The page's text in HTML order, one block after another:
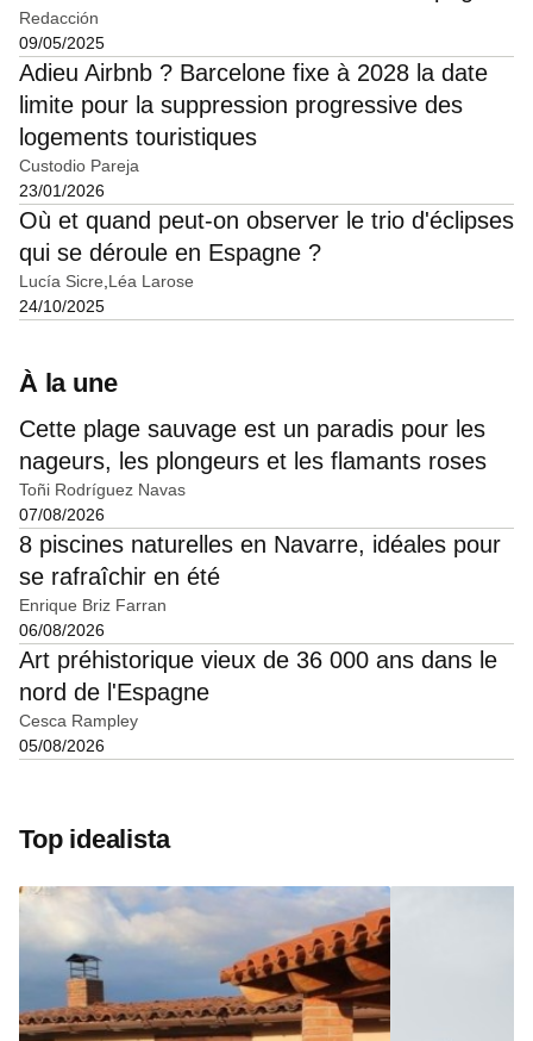
Redacción
09/05/2025
Adieu Airbnb ? Barcelone fixe à 2028 la date
limite pour la suppression progressive des
logements touristiques
Custodio Pareja
23/01/2026
Où et quand peut-on observer le trio d'éclipses
qui se déroule en Espagne ?
Lucía Sicre Léa Larose
24/10/2025
À la une
Cette plage sauvage est un paradis pour les
nageurs, les plongeurs et les flamants roses
Toñi Rodríguez Navas
07/08/2026
8 piscines naturelles en Navarre, idéales pour
se rafraîchir en été
Enrique Briz Farran
06/08/2026
Art préhistorique vieux de 36 000 ans dans le
nord de l'Espagne
Cesca Rampley
05/08/2026
Top idealista